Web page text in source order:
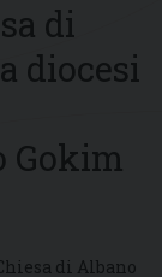
di
diocesi
Gokim
di Albano